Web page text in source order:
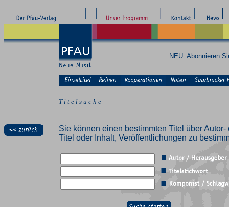
NEU: Abonnieren
T i t e l s u c h e
Sie können einen bestimmten Titel über
Titel oder Inhalt, Veröffentlichungen zu